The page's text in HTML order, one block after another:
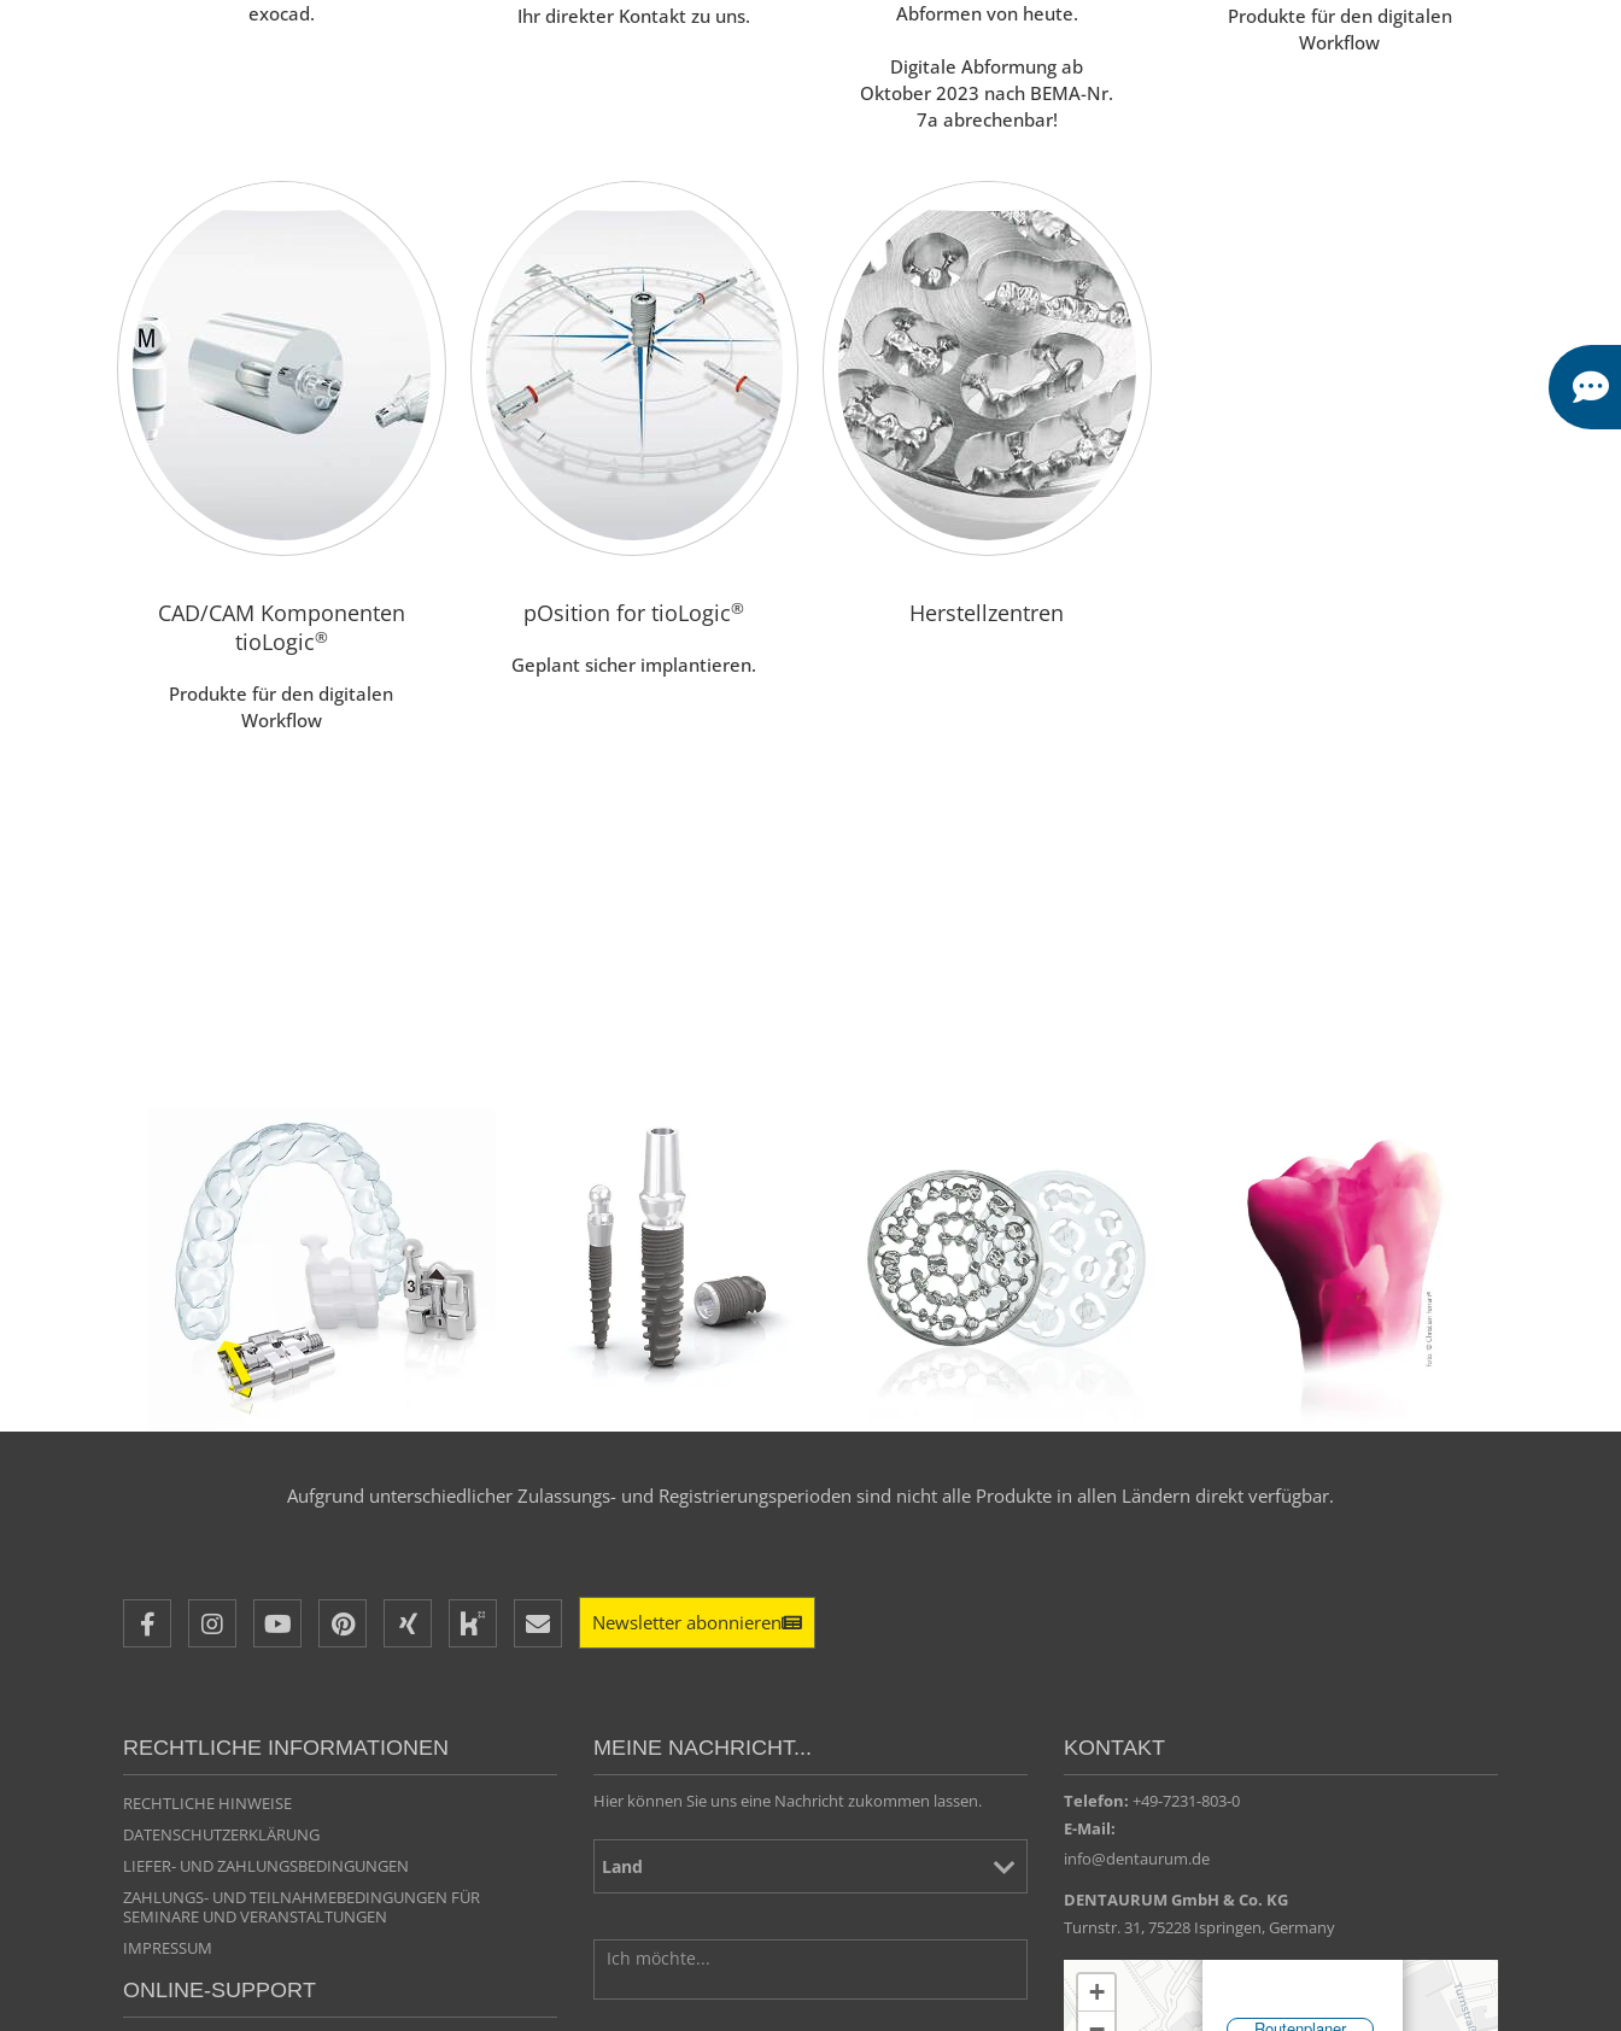
exocad.
Ihr direkter Kontakt zu uns.
Abformen von heute.
Digitale Abformung ab
Oktober 2023 nach BEMA-Nr.
7a abrechenbar!
Produkte für den digitalen
Workflow
CAD/CAM Komponenten
tioLogic®
Produkte für den digitalen
Workflow
pOsition for tioLogic®
Geplant sicher implantieren.
Herstellzentren
Aufgrund unterschiedlicher Zulassungs- und Registrierungsperioden sind nicht alle Produkte in allen Ländern direkt verfügbar.
Newsletter abonnieren
RECHTLICHE INFORMATIONEN
RECHTLICHE HINWEISE
DATENSCHUTZERKLÄRUNG
LIEFER- UND ZAHLUNGSBEDINGUNGEN
ZAHLUNGS- UND TEILNAHMEBEDINGUNGEN FÜR
SEMINARE UND VERANSTALTUNGEN
IMPRESSUM
ONLINE-SUPPORT
MEINE NACHRICHT...
Hier können Sie uns eine Nachricht zukommen lassen.
KONTAKT
Telefon: +49-7231-803-0
E-Mail:
info@dentaurum.de
DENTAURUM GmbH & Co. KG
Turnstr. 31, 75228 Ispringen, Germany